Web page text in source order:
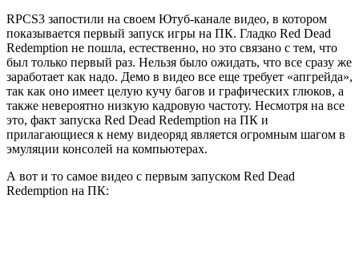
RPCS3 запостили на своем Ютуб-канале видео, в котором
показывается первый запуск игры на ПК. Гладко Red Dead
Redemption не пошла, естественно, но это связано с тем, что
был только первый раз. Нельзя было ожидать, что все сразу же
заработает как надо. Демо в видео все еще требует «апгрейда»,
так как оно имеет целую кучу багов и графических глюков, а
также невероятно низкую кадровую частоту. Несмотря на все
это, факт запуска Red Dead Redemption на ПК и
прилагающиеся к нему видеоряд является огромным шагом в
эмуляции консолей на компьютерах.
А вот и то самое видео с первым запуском Red Dead
Redemption на ПК: